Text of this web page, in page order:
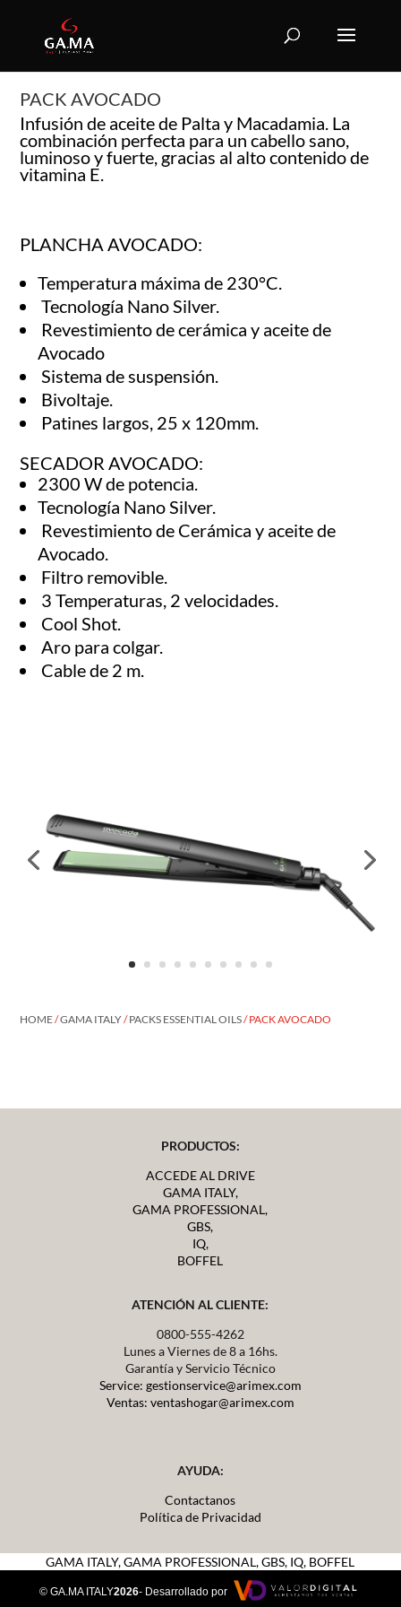
PACK AVOCADO
Infusión de aceite de Palta y Macadamia. La
combinación perfecta para un cabello sano,
luminoso y fuerte, gracias al alto contenido de
vitamina E.
PLANCHA AVOCADO:
Temperatura máxima de 230°C.
Tecnología Nano Silver.
Revestimiento de cerámica y aceite de
Avocado
Sistema de suspensión.
Bivoltaje.
Patines largos, 25 x 120mm.
SECADOR AVOCADO:
2300 W de potencia.
Tecnología Nano Silver.
Revestimiento de Cerámica y aceite de
Avocado.
Filtro removible.
3 Temperaturas, 2 velocidades.
Cool Shot.
Aro para colgar.
Cable de 2 m.
HOME/GAMA ITALY/PACKS ESSENTIAL OILS/ PACK AVOCADO
PRODUCTOS:
ACCEDE AL DRIVE
GAMA ITALY,
GAMA PROFESSIONAL,
GBS,
IQ,
BOFFEL
ATENCIÓN AL CLIENTE:
0800-555-4262
Lunes a Viernes de 8 a 16hs.
Garantía y Servicio Técnico
Service: gestionservice@arimex.com
Ventas: ventashogar@arimex.com
AYUDA:
Contactanos
Política de Privacidad
GAMA ITALY,GAMA PROFESSIONAL, GBS, IQ, BOFFEL
© GA.MA ITALY2026- Desarrollado por